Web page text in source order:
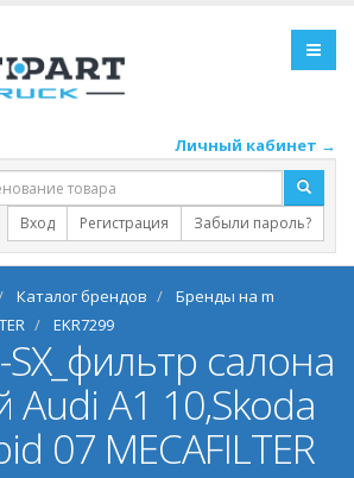
Личный кабинет →
Вход Регистрация Забыли пароль?
Каталог брендов
Бренды на m
EKR7299
салона
Audi A1 10,Skoda
07 MECAFILTER